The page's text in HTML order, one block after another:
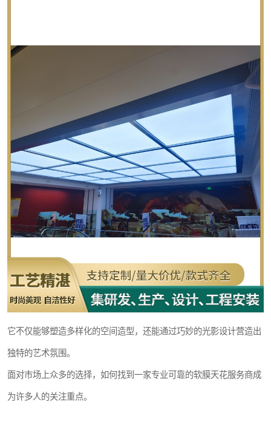
它不仅能够塑造多样化的空间造型，还能通过巧妙的光影设计营造出
独特的艺术氛围。
面对市场上众多的选择，如何找到一家专业可靠的软膜天花服务商成
为许多人的关注重点。